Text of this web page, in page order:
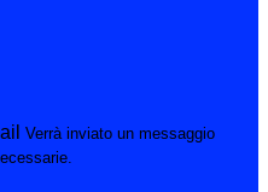
Verrà inviato un messaggio